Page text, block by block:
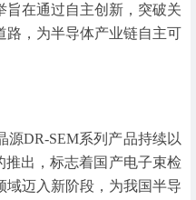
旨在通过自主创新，突破关
路，为半导体产业链自主可
源DR-SEM系列产品持续以
推出，标志着国产电子束检
域迈入新阶段，为我国半导